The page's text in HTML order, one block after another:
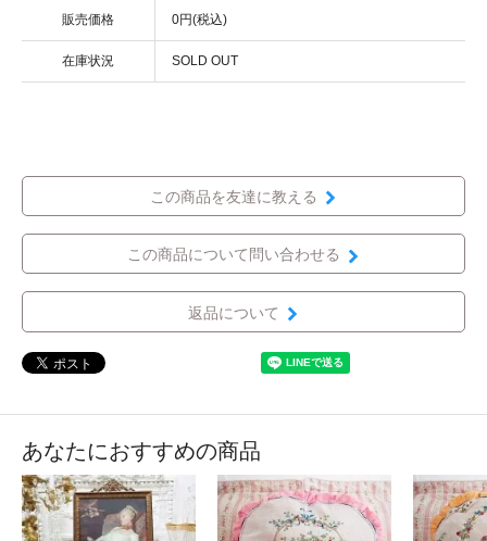
販売価格 0円(税込)
在庫状況 SOLD OUT
この商品を友達に教える
この商品について問い合わせる
返品について
あなたにおすすめの商品